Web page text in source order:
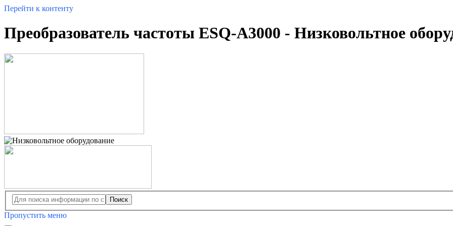
Перейти к контенту
Преобразователь частоты ESQ-A3000 - Низковольтное
Поиск
Пропустить меню